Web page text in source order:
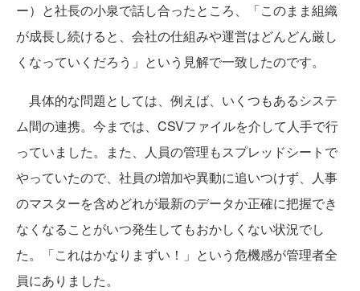
ー）と社長の小泉で話し合ったところ、「このまま組織
が成長し続けると、会社の仕組みや運営はどんどん厳し
くなっていくだろう」という見解で一致したのです。
具体的な問題としては、例えば、いくつもあるシステ
ム間の連携。今までは、CSVファイルを介して人手で行
っていました。また、人員の管理もスプレッドシートで
やっていたので、社員の増加や異動に追いつけず、人事
のマスターを含めどれが最新のデータか正確に把握でき
なくなることがいつ発生してもおかしくない状況でし
た。「これはかなりまずい！」という危機感が管理者全
員にありました。